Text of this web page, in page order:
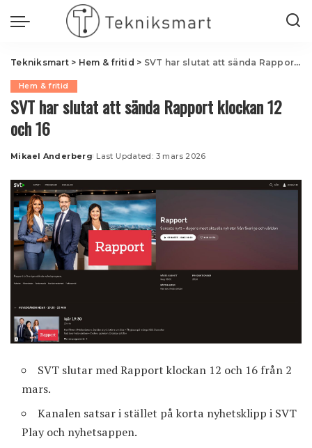
Tekniksmart> Hem & fritid > SVT har slutat att sända Rapport klockan 12 och 16
Hem & fritid
SVT har slutat att sända Rapport klockan 12
och 16
Posted
Mikael Anderberg Last Updated: 3 mars 2026
SVT slutar med Rapport klockan 12 och 16 från 2
mars.
Kanalen satsar i stället på korta nyhetsklipp i SVT
Play och nyhetsappen.